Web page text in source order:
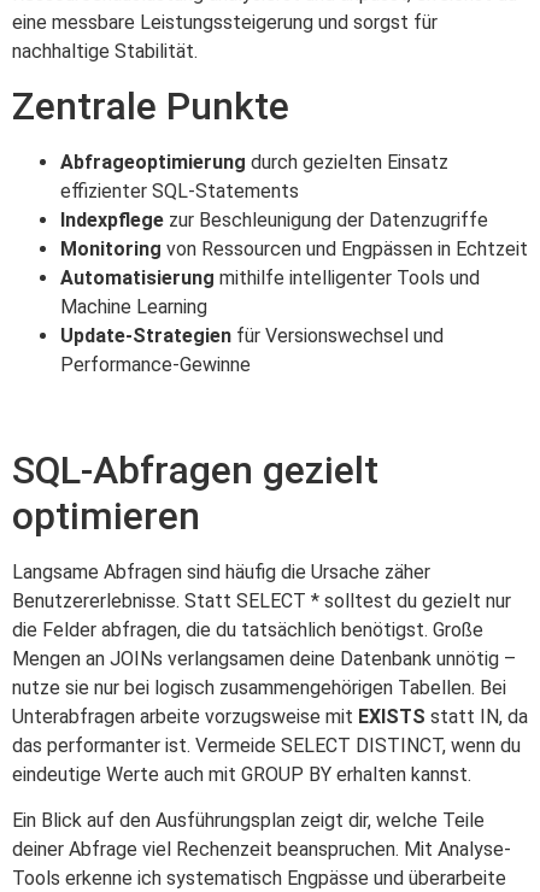
eine messbare Leistungssteigerung und sorgst für
nachhaltige Stabilität.
Zentrale Punkte
Abfrageoptimierung durch gezielten Einsatz
effizienter SQL-Statements
Indexpflege zur Beschleunigung der Datenzugriffe
Monitoring von Ressourcen und Engpässen in Echtzeit
Automatisierung mithilfe intelligenter Tools und
Machine Learning
Update-Strategien für Versionswechsel und
Performance-Gewinne
SQL-Abfragen gezielt
optimieren
Langsame Abfragen sind häufig die Ursache zäher
Benutzererlebnisse. Statt SELECT * solltest du gezielt nur
die Felder abfragen, die du tatsächlich benötigst. Große
Mengen an JOINs verlangsamen deine Datenbank unnötig –
nutze sie nur bei logisch zusammengehörigen Tabellen. Bei
Unterabfragen arbeite vorzugsweise mit EXISTS statt IN, da
das performanter ist. Vermeide SELECT DISTINCT, wenn du
eindeutige Werte auch mit GROUP BY erhalten kannst.
Ein Blick auf den Ausführungsplan zeigt dir, welche Teile
deiner Abfrage viel Rechenzeit beanspruchen. Mit Analyse-
Tools erkenne ich systematisch Engpässe und überarbeite